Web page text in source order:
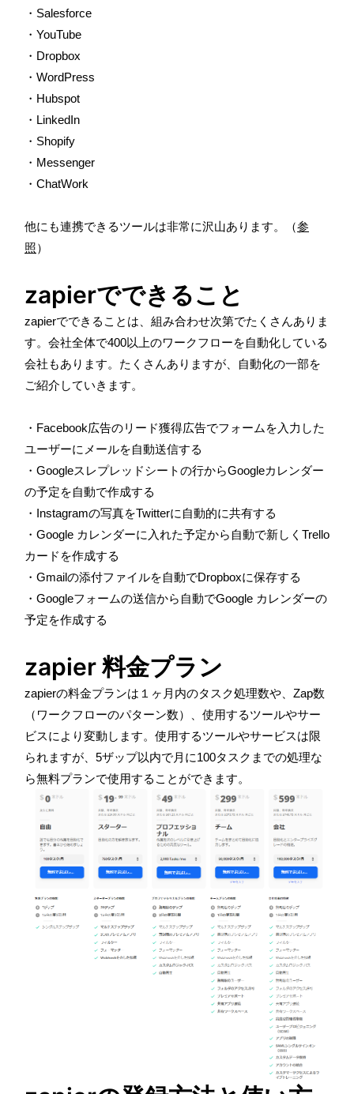
・ Salesforce
・ YouTube
・ Dropbox
・ WordPress
・ Hubspot
・ LinkedIn
・ Shopify
・ Messenger
・ ChatWork
他にも連携できるツールは非常に沢山あります。（参
照）
zapierでできること
zapierでできることは、組み合わせ次第でたくさんありま
す。会社全体で400以上のワークフローを自動化している
会社もあります。たくさんありますが、自動化の一部を
ご紹介していきます。
・ Facebook広告のリード獲得広告でフォームを入力した
ユーザーにメールを自動送信する
・ Googleスレプレッドシートの行からGoogleカレンダー
の予定を自動で作成する
・ Instagramの写真をTwitterに自動的に共有する
・ Google カレンダーに入れた予定から自動で新しく Trello
カードを作成する
・ Gmailの添付ファイルを自動でDropboxに保存する
・ Googleフォームの送信から自動でGoogle カレンダーの
予定を作成する
zapier 料金プラン
zapierの料金プランは１ヶ月内のタスク処理数や、 Zap数
（ワークフローのパターン数）、使用するツールやサー
ビスにより変動します。使用するツールやサービスは限
られますが、5ザップ以内で月に100タスクまでの処理な
ら無料プランで使用することができます。